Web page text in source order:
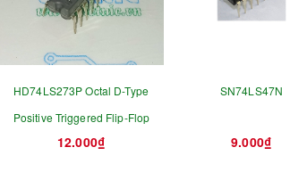
HD74LS273P Octal D-Type
Positive Triggered Flip-Flop
12.000₫
SN74LS47N
9.000₫